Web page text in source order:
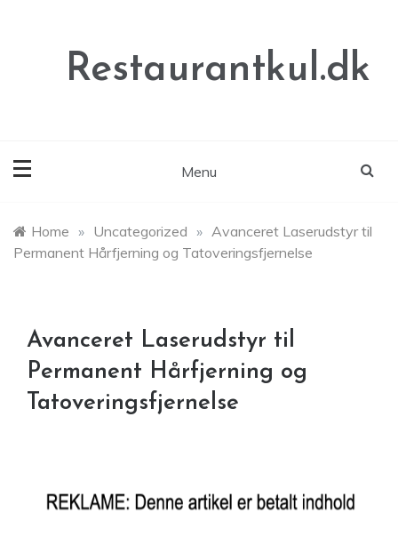
Restaurantkul.dk
Menu
Home » Uncategorized » Avanceret Laserudstyr til
Permanent Hårfjerning og Tatoveringsfjernelse
Avanceret Laserudstyr til
Permanent Hårfjerning og
Tatoveringsfjernelse